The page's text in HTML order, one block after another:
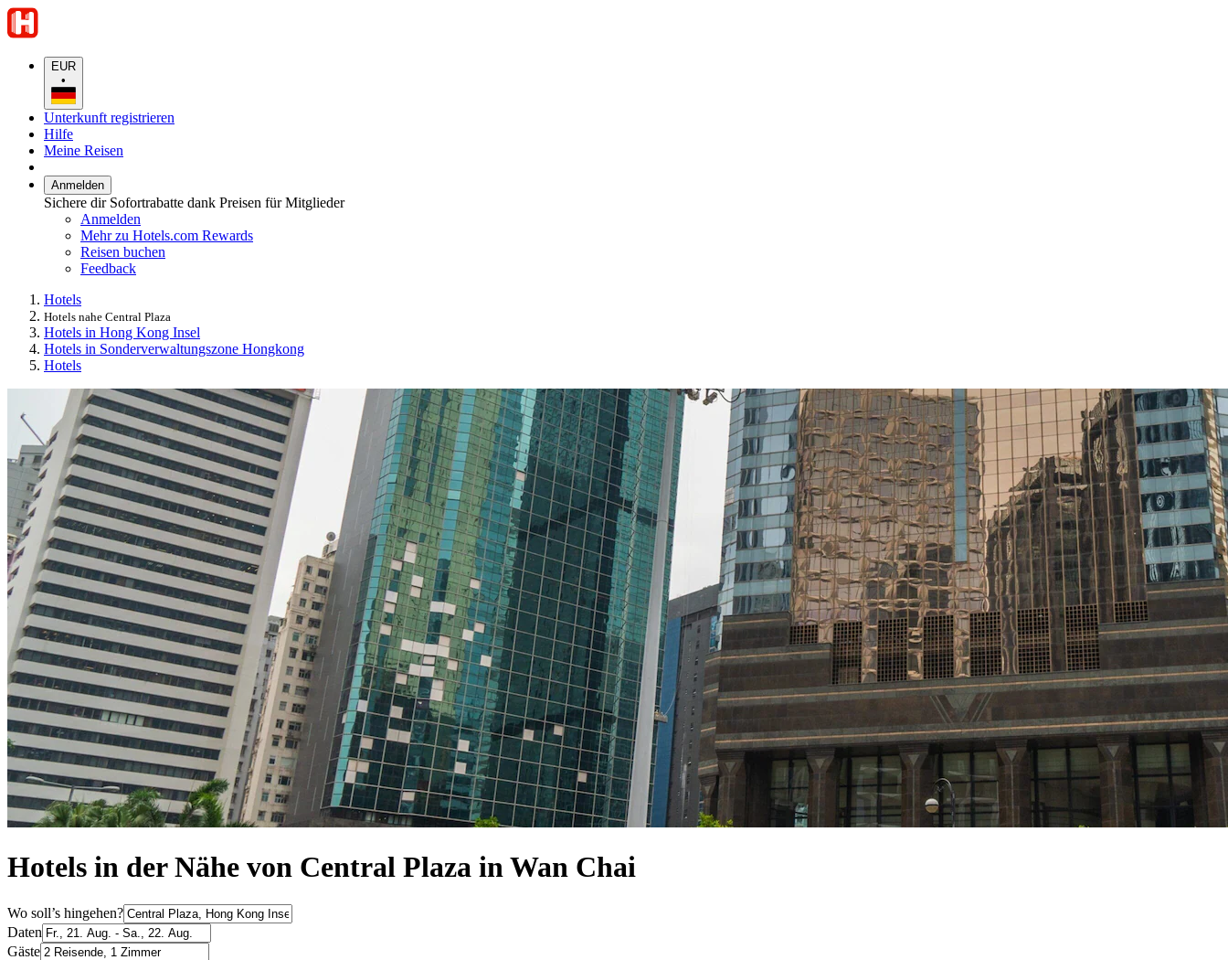
EUR
•
Unterkunft registrieren
Hilfe
Meine Reisen
Anmelden
Sichere dir Sofortrabatte dank Preisen für Mitglieder
Anmelden
Mehr zu Hotels.com Rewards
Reisen buchen
Feedback
Hotels
Hotels nahe Central Plaza
Hotels in Hong Kong Insel
Hotels in Sonderverwaltungszone Hongkong
Hotels
Hotels in der Nähe von Central Plaza in Wan Chai
Wo soll’s hingehen?
Daten
Gäste